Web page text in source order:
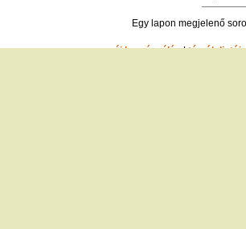
Egy lapon megjelenő
új hozzászólás|témák listája